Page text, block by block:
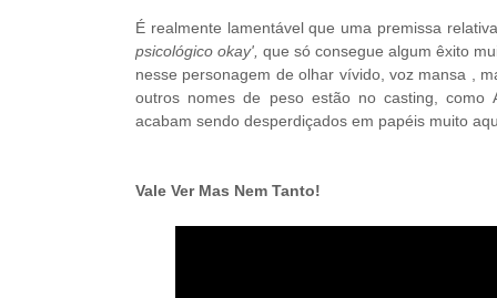
É realmente lamentável que uma premissa
psicológico okay',que só consegue algum êxito
nesse personagem de olhar vívido, voz mansa ,
outros nomes de peso estão no casting, como
acabam sendo desperdiçados em papéis muito
Vale Ver Mas Nem Tanto!